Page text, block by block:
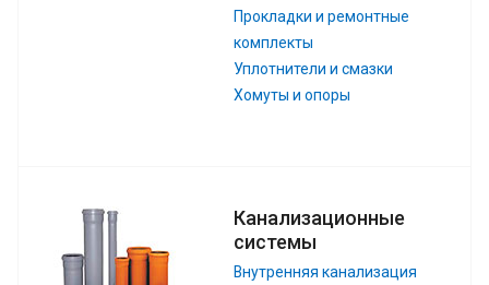
Прокладки и ремонтные
комплекты
Уплотнители и смазки
Хомуты и опоры
Канализационные
системы
Внутренняя канализация